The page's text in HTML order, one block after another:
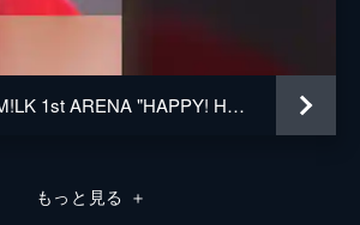
コトノハ (from M!LK 1st ARENA "HAPPY! HAPPY! HAPPY!" Live at 横浜アリーナ 2023.10.22)
もっと見る ＋